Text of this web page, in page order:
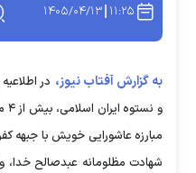
۱۱:۲۵ ۱۴۰۵/۰۴/۱۳
به گزارش آفتاب نیوز، در
مبارزه عاشورایی خویش با جبهه
شهادت مظلومانه عبدصالح خدا،